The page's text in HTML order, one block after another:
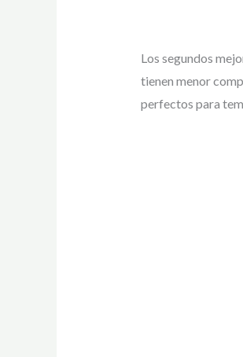
Los segundos
tienen menor
perfectos para